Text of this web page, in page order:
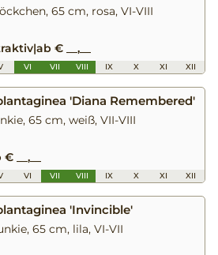
65 cm, rosa, VI-VIII
|ab € __,__
VI VII VIII IX X XI XII
'Diana Remembered'
65 cm, weiß, VII-VIII
__,__
VI VII VIII IX X XI XII
'Invincible'
65 cm, lila, VI-VII